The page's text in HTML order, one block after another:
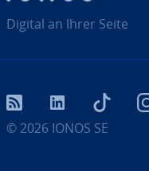
Digital an Ihrer Seite
© 2026 IONOS SE
RSS LinkedIn tiktok